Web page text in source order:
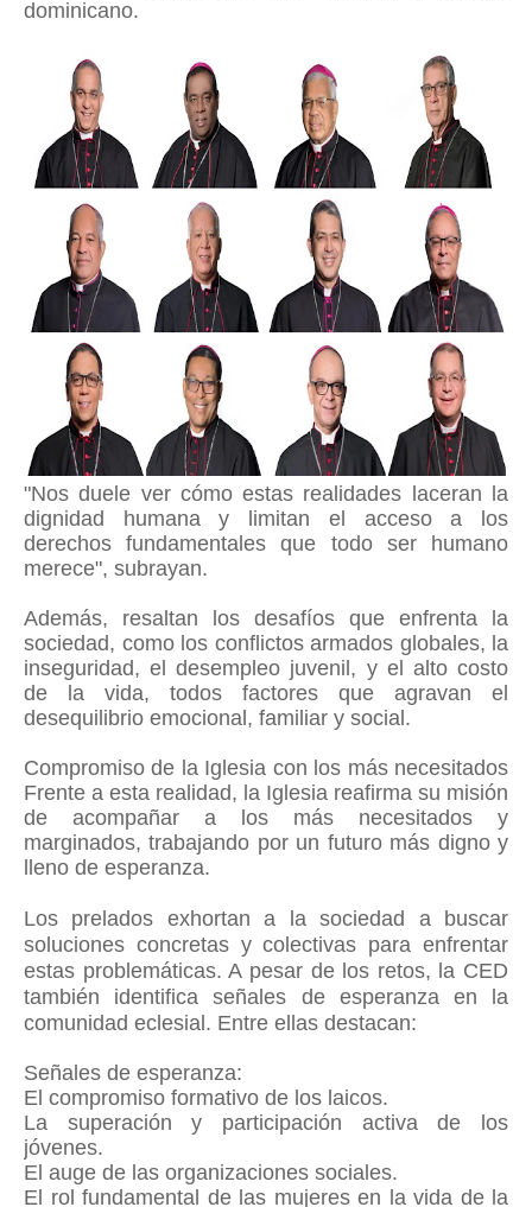
dominicano.
"Nos duele ver cómo estas realidades laceran la
dignidad humana y limitan el acceso a los
derechos fundamentales que todo ser humano
merece", subrayan.
Además, resaltan los desafíos que enfrenta la
sociedad, como los conflictos armados globales, la
inseguridad, el desempleo juvenil, y el alto costo
de la vida, todos factores que agravan el
desequilibrio emocional, familiar y social.
Compromiso de la Iglesia con los más necesitados
Frente a esta realidad, la Iglesia reafirma su misión
de acompañar a los más necesitados y
marginados, trabajando por un futuro más digno y
lleno de esperanza.
Los prelados exhortan a la sociedad a buscar
soluciones concretas y colectivas para enfrentar
estas problemáticas. A pesar de los retos, la CED
también identifica señales de esperanza en la
comunidad eclesial. Entre ellas destacan:
Señales de esperanza:
El compromiso formativo de los laicos.
La superación y participación activa de los
jóvenes.
El auge de las organizaciones sociales.
El rol fundamental de las mujeres en la vida de la